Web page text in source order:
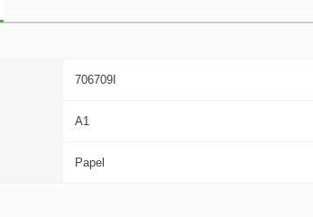
706709I
A1
Papel